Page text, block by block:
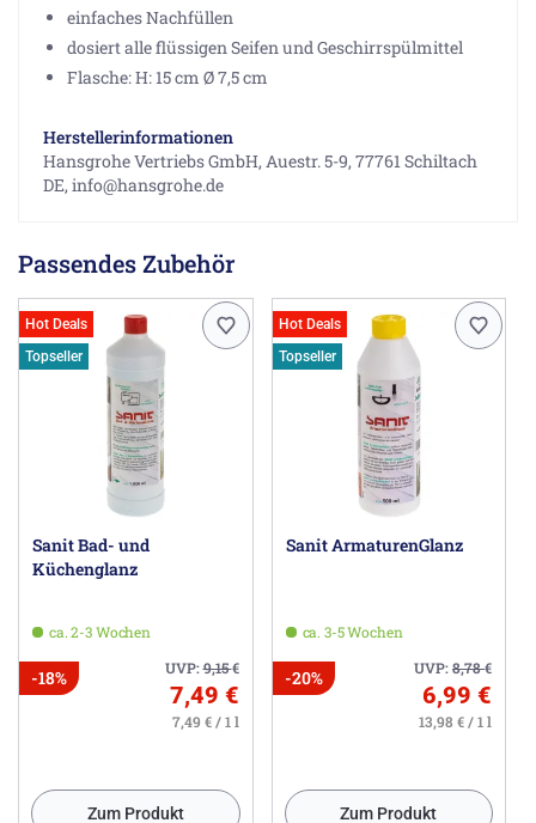
einfaches Nachfüllen
dosiert alle flüssigen Seifen und Geschirrspülmittel
Flasche: H: 15 cm Ø 7,5 cm
Herstellerinformationen
Hansgrohe Vertriebs GmbH, Auestr. 5-9, 77761 Schiltach
DE, info@hansgrohe.de
Passendes Zubehör
Hot Deals
Topseller
Sanit Bad- und
Küchenglanz
ca. 2-3 Wochen
UVP:9,15€
-18%
7,49 €
7,49 € / 1 l
Zum Produkt
Hot Deals
Topseller
Sanit ArmaturenGlanz
ca. 3-5 Wochen
UVP:8,78€
-20%
6,99 €
13,98 € / 1 l
Zum Produkt